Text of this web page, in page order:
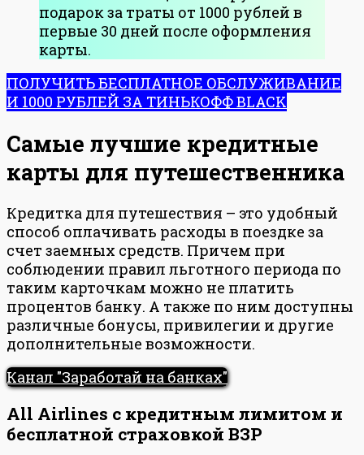
подарок за траты от 1000 рублей в
первые 30 дней после оформления
карты.
ПОЛУЧИТЬ БЕСПЛАТНОЕ ОБСЛУЖИВАНИЕ
И 1000 РУБЛЕЙ ЗА ТИНЬКОФФ BLACK
Самые лучшие кредитные
карты для путешественника
Кредитка для путешествия – это удобный
способ оплачивать расходы в поездке за
счет заемных средств. Причем при
соблюдении правил льготного периода по
таким карточкам можно не платить
процентов банку. А также по ним доступны
различные бонусы, привилегии и другие
дополнительные возможности.
Канал "Заработай на банках"
All Airlines с кредитным лимитом и
бесплатной страховкой ВЗР